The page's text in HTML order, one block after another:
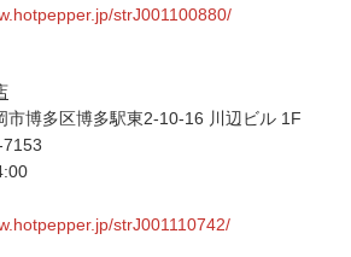
strJ001100880/
博多区博多駅東2-10-16 川辺ビル 1F
strJ001110742/